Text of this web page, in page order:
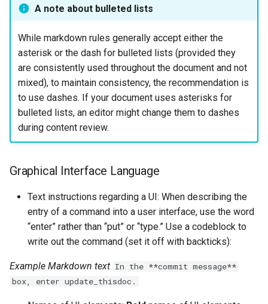
A note about bulleted lists
While markdown rules generally accept either the
asterisk or the dash for bulleted lists (provided they
are consistently used throughout the document and not
mixed), to maintain consistency, the recommendation is
to use dashes. If your document uses asterisks for
bulleted lists, an editor might change them to dashes
during content review.
Graphical Interface Language
Text instructions regarding a UI: When describing the
entry of a command into a user interface, use the word
“enter” rather than “put” or “type.” Use a codeblock to
write out the command (set it off with backticks):
Example Markdown text In the **commit message**
box, enter update_thisdoc.